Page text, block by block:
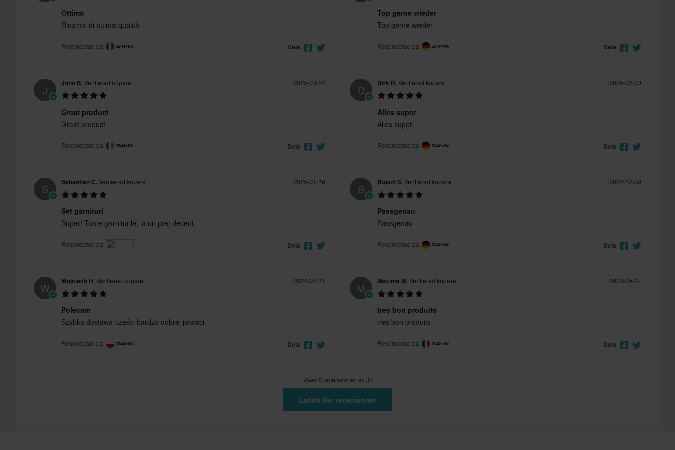
Ottimo
Ricambi di ottima qualità
Resencerad på Dela
Top gerne wieder
Top gerne wieder
Resencerad på Dela
J John B.Verifierad köpare 2025-03-24
Great product
Great product
Resencerad på Dela
D Dirk R.Verifierad köpare 2025-02-03
Alles super
Alles super
Resencerad på Dela
S Sebastian C.Verifierad köpare 2025-01-16
Set garnituri
Super! Toate garniturile, la un preț decent.
Resencerad på Dela
B Bosch S.Verifierad köpare 2024-12-30
Passgenau
Passgenau
Resencerad på Dela
W Wojciech H.Verifierad köpare 2024-04-11
Polecam
Szybka dostawa części bardzo dobrej jakości
Resencerad på Dela
M Maxime M.Verifierad köpare 2023-05-07
tres bon produits
tres bon produits
Resencerad på Dela
Visar 8 recensioner av 37
Ladda fler recensioner